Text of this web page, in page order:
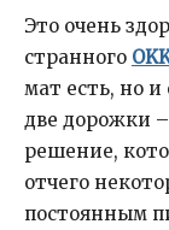
Это очень
странного
мат есть, но
две дорожки –
решение,
отчего
постоянным